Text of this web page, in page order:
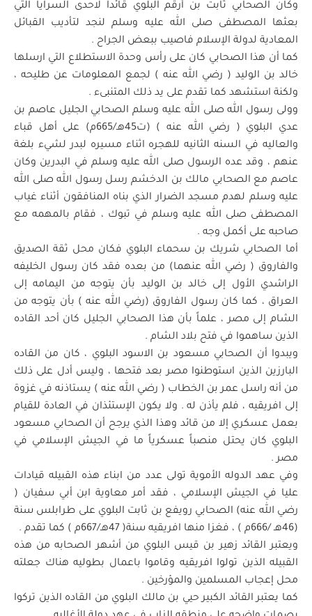
وكان الصحابي ثابت بن أرقم البلوي قائداً لاحدى السرايا التي
بعثها المصطفى صلى الله عليه وسلم لنجد لتأديب القبائل
المعادية لدولة الإسلام فاصيب ببعض الجراح .
كما أن هذا الصحابي كان على رأس وحدة الاستطلاع التي ارسلها
خالد بن الوليد ( رضي الله عنه ) لجمع المعلومات عن طليحه ،
ولكنة استشهد كما تقدم على يد ذلك المتنبىء .
وولى رسول الله صلى الله عليه وسلم الصحابي الجليل عاصم بن
عدي البلوي ( رضي الله عنه ) (ت45هـ/665م) على أهل قباء
والعاليه في السنه الثانيه للهجره اثناء مسيره لبدر لشيء بلغة
عنهم ، وقد عده الرسول صلى الله عليه وسلم في البدرين وكان
عاصم مع الصحابي مالك بن الدخشم رسل رسول الله صلى الله
عليه وسلم لهدم مسجد الضرار الذي بناه المنافقون أثناء غياب
المصطفى صلى الله عليه وسلم في تبوك ، فقام بالمهمه مع
صاحبه على أكمل وجه .
أما الصحابي شريك بن سحماء البلوي فكان محل ثقة الصديق
والفاروق ( رضي الله عنهما) من بعده فقد كان رسول الخليفه
الراشدي الأول إلى خالد بن الوليد بأن يتوجه من اليمامه إلى
العراق ، كما كان رسول الفاروق (رضي الله عنه ) بأن يتوجه من
الشام إلى مصر ، علماً بأن هذا الصحابي الجليل كان أحد القاده
الذين ساهموا في فتح بلاد الشام .
ويبدوا أن الصحابي مسعود بن الاسود البلوي ، كان من القاده
البارزين الذين استوطنوا مصر بعد فتحها ، وليس أدل على ذلك
من أنه راسل عمر بن الخطاب ( رضي الله عنه ) يستاذنه في غزوة
إلى افريقيه ، فلم يأذن له . ولا يكون الإستئذان في العادة للقيام
بعمل عسكري إلا من قائد وهذا الذي يرجح أن الصحابي مسعود
البلوي كان يحتل منصباً عسكرياً ما في الجيش الإسلامي في
مصر .
وفي عهد الدوله الأموية تولى عدد من ابناء هذه القبيله قيادات
عليا في الجيش الإسلامي ، فقد أمر معاوية ابن أبي سفيان (
رضي الله عنه) الصحابي رويفع بن ثابت البلوي على طرابلس سنة
(46هـ /666م ) ، فغزا منها افريقيه سنة( 47هـ/667م ) كما تقدم .
ويعتبر القائد زهير بن قيس البلوي من أشهر الصحابه من هذه
القبيله الذين تولوا افريقيه وقاموا باعمال بطوليه هناك جعلته
محل إعجاب المسلمين والمؤرخين .
كما يعتبر القائد الكبير حيي بن مالك البلوي من القاده الذين تركوا